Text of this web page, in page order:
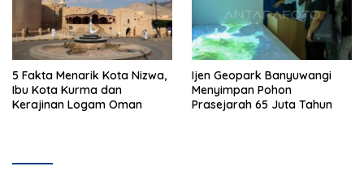
5 Fakta Menarik Kota Nizwa,
Ibu Kota Kurma dan
Kerajinan Logam Oman
Ijen Geopark Banyuwangi
Menyimpan Pohon
Prasejarah 65 Juta Tahun